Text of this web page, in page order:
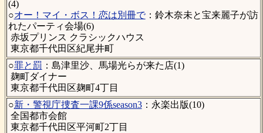
(4)
○オー！マイ・ボス！恋は別冊で：鈴木奈未と宝来麗子が訪
れたパーティ会場(6)
赤坂プリンス クラシックハウス
東京都千代田区紀尾井町
○罪と罰 ：島津里沙、馬場光らが来た店(1)
麹町ダイナー
東京都千代田区麹町4丁目
○新・警視庁捜査一課9係season3：永楽出版(10)
全国都市会館
東京都千代田区平河町2丁目